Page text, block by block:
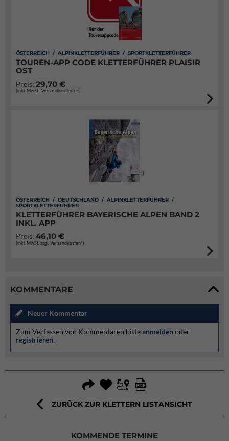
ÖSTERREICH / ALPINKLETTERFÜHRER / SPORTKLETTERFÜHRER
TOUREN-APP CODE KLETTERFÜHRER PLAISIR
OST
Preis: 29,70 €
(inkl. MwSt., Versandkostenfrei)
ÖSTERREICH / DEUTSCHLAND / ALPINKLETTERFÜHRER /
SPORTKLETTERFÜHRER
KLETTERFÜHRER BAYERISCHE ALPEN BAND 2
INKL. APP
Preis: 46,10 €
(inkl. MwSt. zzgl. Versandkosten*)
KOMMENTARE
Neuer Kommentar
Zum Verfassen von Kommentaren bitteanmelden oder
registrieren.
ZURÜCK ZUR KLETTERN LISTANSICHT
KOMMENDE TERMINE